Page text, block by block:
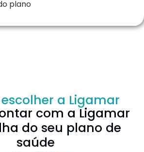
plano
a Ligamar
com a Ligamar
do seu plano de
saúde